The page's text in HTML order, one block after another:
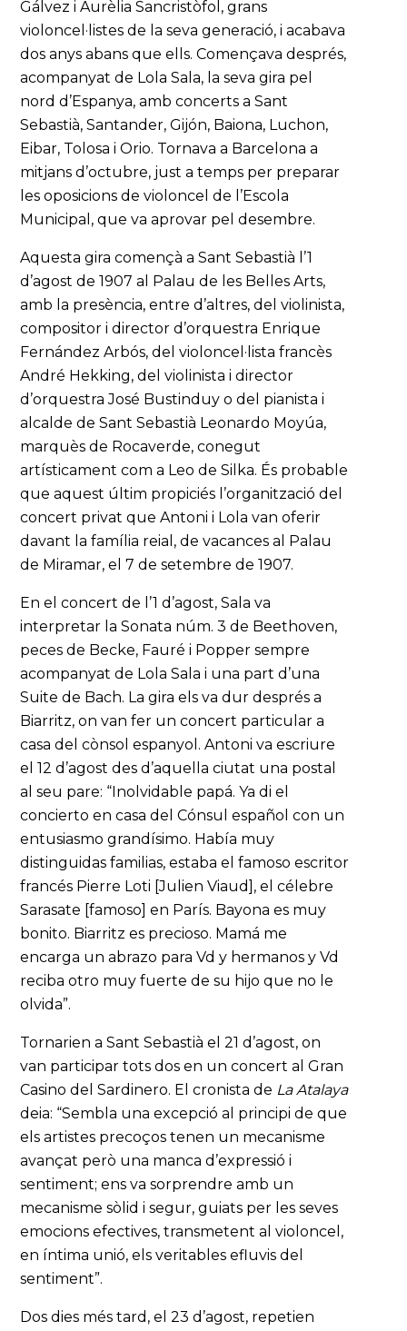
Gálvez i Aurèlia Sancristòfol, grans
violoncel·listes de la seva generació, i acabava
dos anys abans que ells. Començava després,
acompanyat de Lola Sala, la seva gira pel
nord d’Espanya, amb concerts a Sant
Sebastià, Santander, Gijón, Baiona, Luchon,
Eibar, Tolosa i Orio. Tornava a Barcelona a
mitjans d’octubre, just a temps per preparar
les oposicions de violoncel de l’Escola
Municipal, que va aprovar pel desembre.
Aquesta gira començà a Sant Sebastià l’1
d’agost de 1907 al Palau de les Belles Arts,
amb la presència, entre d’altres, del violinista,
compositor i director d’orquestra Enrique
Fernández Arbós, del violoncel·lista francès
André Hekking, del violinista i director
d’orquestra José Bustinduy o del pianista i
alcalde de Sant Sebastià Leonardo Moyúa,
marquès de Rocaverde, conegut
artísticament com a Leo de Silka. És probable
que aquest últim propiciés l’organització del
concert privat que Antoni i Lola van oferir
davant la família reial, de vacances al Palau
de Miramar, el 7 de setembre de 1907.
En el concert de l’1 d’agost, Sala va
interpretar la Sonata núm. 3 de Beethoven,
peces de Becke, Fauré i Popper sempre
acompanyat de Lola Sala i una part d’una
Suite de Bach. La gira els va dur després a
Biarritz, on van fer un concert particular a
casa del cònsol espanyol. Antoni va escriure
el 12 d’agost des d’aquella ciutat una postal
al seu pare: “Inolvidable papá. Ya di el
concierto en casa del Cónsul español con un
entusiasmo grandísimo. Había muy
distinguidas familias, estaba el famoso escritor
francés Pierre Loti [Julien Viaud], el célebre
Sarasate [famoso] en París. Bayona es muy
bonito. Biarritz es precioso. Mamá me
encarga un abrazo para Vd y hermanos y Vd
reciba otro muy fuerte de su hijo que no le
olvida”.
Tornarien a Sant Sebastià el 21 d’agost, on
van participar tots dos en un concert al Gran
Casino del Sardinero. El cronista de La Atalaya
deia: “Sembla una excepció al principi de que
els artistes precoços tenen un mecanisme
avançat però una manca d’expressió i
sentiment; ens va sorprendre amb un
mecanisme sòlid i segur, guiats per les seves
emocions efectives, transmetent al violoncel,
en íntima unió, els veritables efluvis del
sentiment”.
Dos dies més tard, el 23 d’agost, repetien